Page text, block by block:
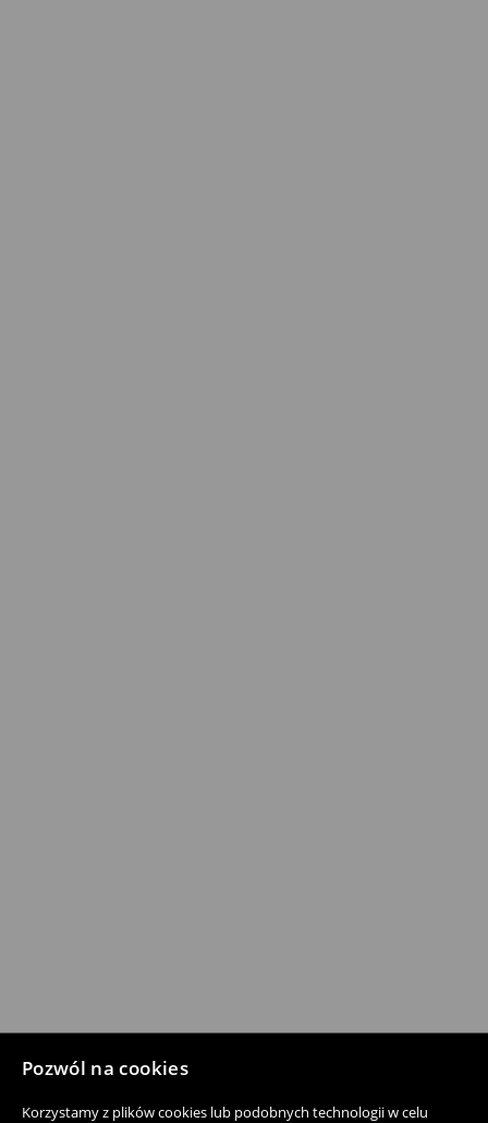
Pozwól na cookies
Korzystamy z plików cookies lub podobnych technologii w celu